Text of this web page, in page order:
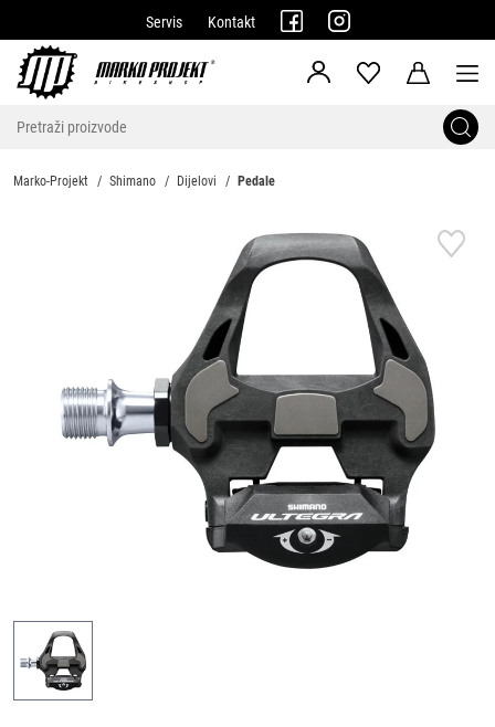
Servis Kontakt
Marko-Projekt Shimano Dijelovi Pedale